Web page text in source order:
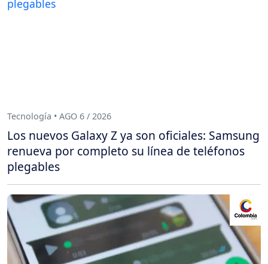
Tecnología • AGO 6 / 2026
Los nuevos Galaxy Z ya son oficiales: Samsung
renueva por completo su línea de teléfonos
plegables